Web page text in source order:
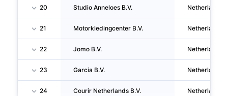
20 Studio Anneloes B.V. Netherlands
21 Motorkledingcenter B.V. Netherlands
22 Jomo B.V. Netherlands
23 Garcia B.V. Netherlands
24 Courir Netherlands B.V. Netherlands